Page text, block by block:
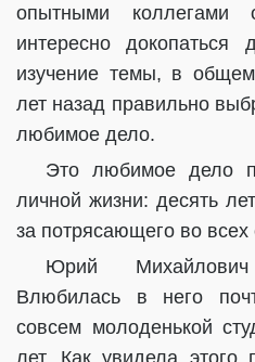
опытными
интересно докопаться
изучение темы, в
лет назад правильно
любимое дело.
Это любимое дело
личной жизни: десять
за потрясающего во
Юрий
Влюбилась в него
совсем молоденькой